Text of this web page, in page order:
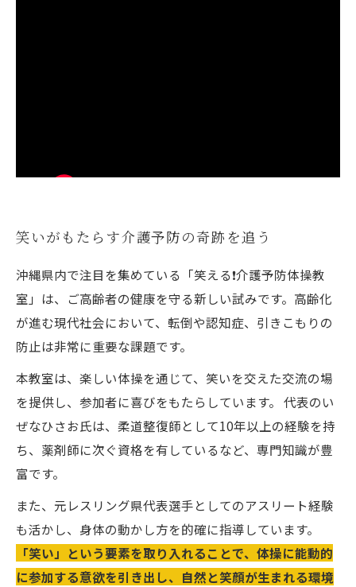
笑いがもたらす介護予防の奇跡を追う
沖縄県内で注目を集めている「笑える❗️介護予防体操教
室」は、ご高齢者の健康を守る新しい試みです。高齢化
が進む現代社会において、転倒や認知症、引きこもりの
防止は非常に重要な課題です。
本教室は、楽しい体操を通じて、笑いを交えた交流の場
を提供し、参加者に喜びをもたらしています。 代表のい
ぜなひさお氏は、柔道整復師として10年以上の経験を持
ち、薬剤師に次ぐ資格を有しているなど、専門知識が豊
富です。
また、元レスリング県代表選手としてのアスリート経験
も活かし、身体の動かし方を的確に指導しています。
「笑い」という要素を取り入れることで、体操に能動的
に参加する意欲を引き出し、自然と笑顔が生まれる環境